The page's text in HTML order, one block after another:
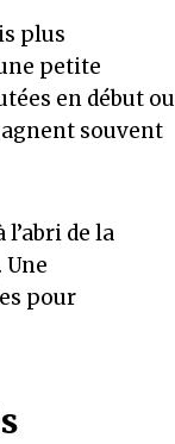
plus
petite
en début ou
souvent
de la
pour